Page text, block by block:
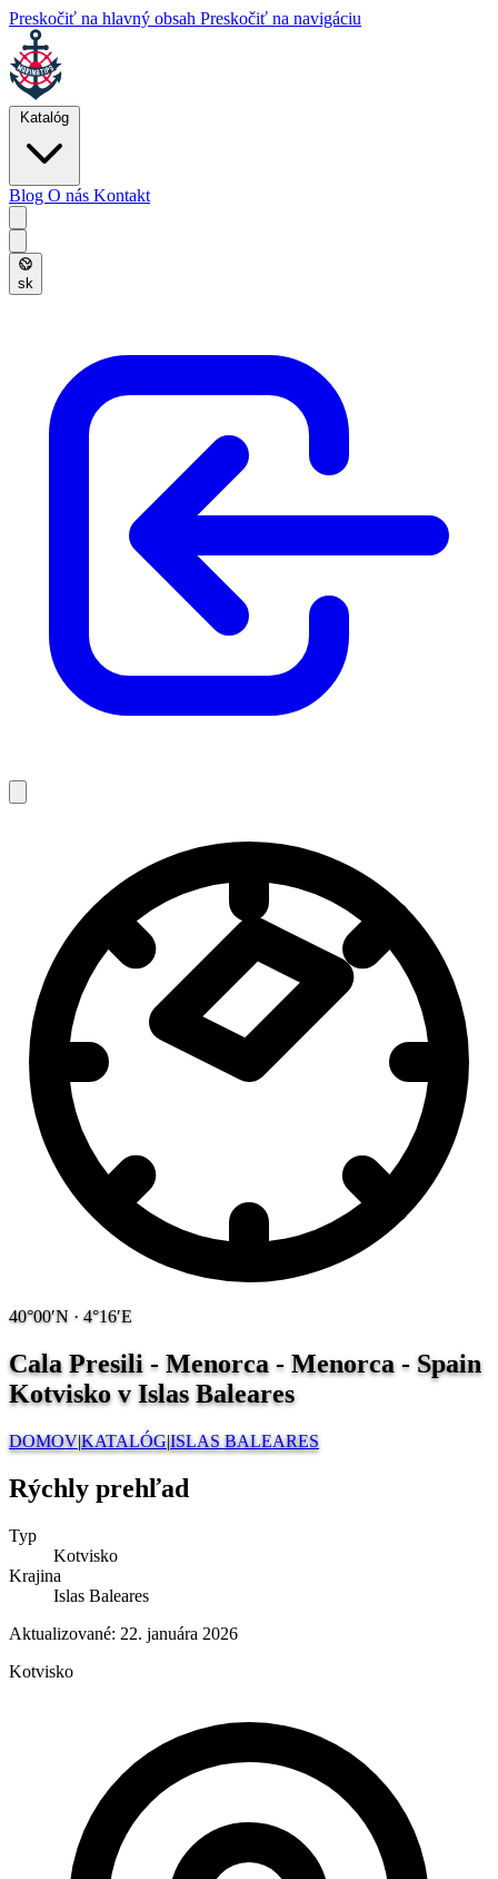
Preskočiť na hlavný obsah Preskočiť na navigáciu
Katalóg
Blog O nás Kontakt
sk
40°00′N · 4°16′E
Cala Presili - Menorca - Menorca - Spain
Kotvisko v Islas Baleares
DOMOV|KATALÓG|ISLAS BALEARES
Rýchly prehľad
Typ
Kotvisko
Krajina
Islas Baleares
Aktualizované: 22. januára 2026
Kotvisko